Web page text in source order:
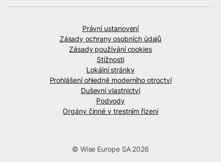
Právní ustanovení
Zásady ochrany osobních údajů
Zásady používání cookies
Stížnosti
Lokální stránky
Prohlášení ohledně moderního otroctví
Duševní vlastnictví
Podvody
Orgány činné v trestním řízení
© Wise Europe SA 2026